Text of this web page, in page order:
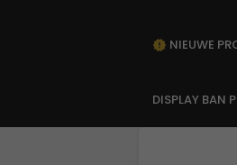
new_releases NIEUWE
DISPLAY BAN